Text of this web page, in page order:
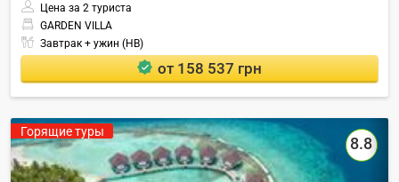
Цена за 2 туриста
GARDEN VILLA
Завтрак + ужин (HB)
от 158 537 грн
Горящие туры
8.8